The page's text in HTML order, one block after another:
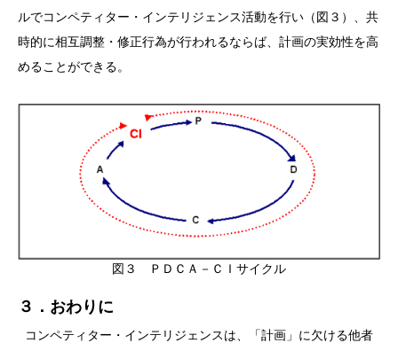
ルでコンペティター・インテリジェンス活動を行い（図３）、共
時的に相互調整・修正行為が行われるならば、計画の実効性を高
めることができる。
図３ ＰＤＣＡ－ＣＩサイクル
３．おわりに
コンペティター・インテリジェンスは、「計画」に欠ける他者